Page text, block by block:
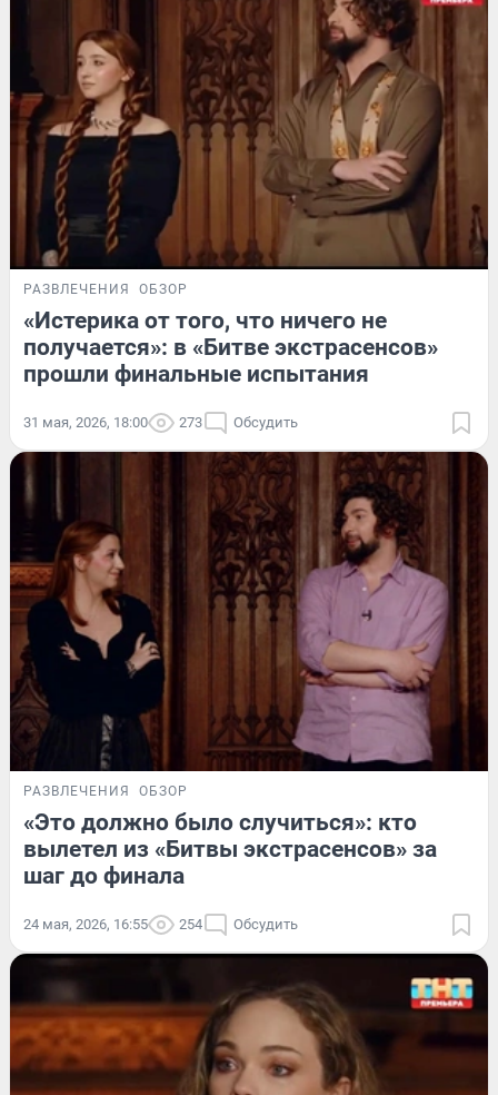
РАЗВЛЕЧЕНИЯ ОБЗОР
«Истерика от того, что ничего не
получается»: в «Битве экстрасенсов»
прошли финальные испытания
31 мая, 2026, 18:00 273 Обсудить
РАЗВЛЕЧЕНИЯ ОБЗОР
«Это должно было случиться»: кто
вылетел из «Битвы экстрасенсов» за
шаг до финала
24 мая, 2026, 16:55 254 Обсудить